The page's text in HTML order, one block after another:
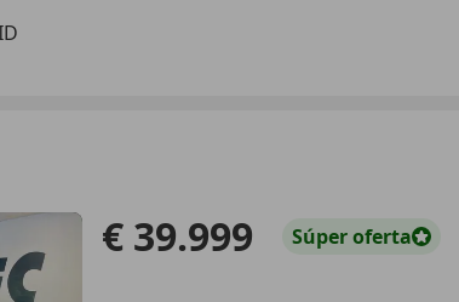
€ 39.999 Súperoferta